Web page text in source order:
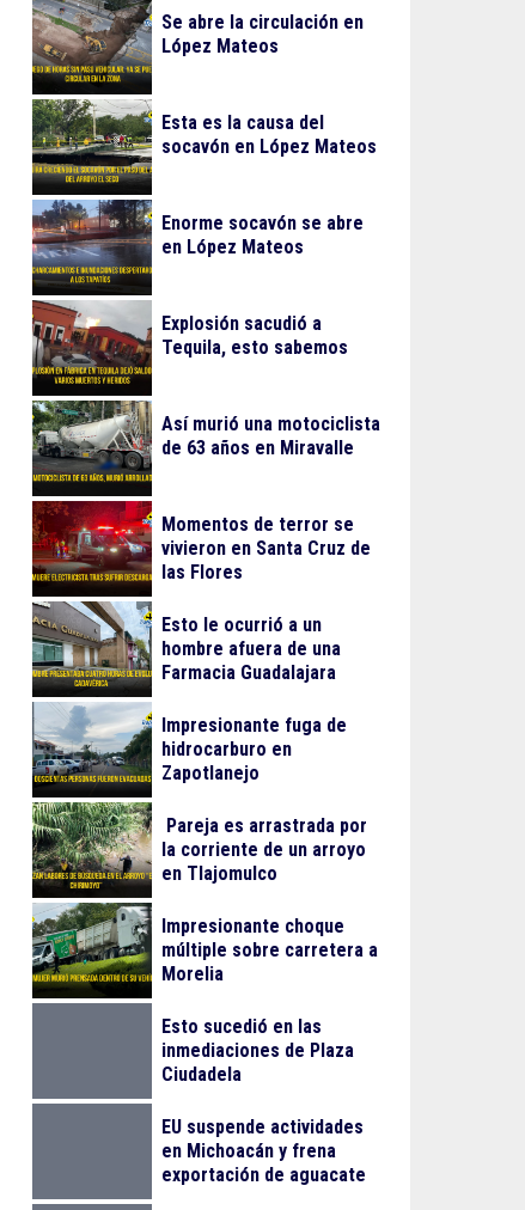
Se abre la circulación en
López Mateos
Esta es la causa del
socavón en López Mateos
Enorme socavón se abre
en López Mateos
Explosión sacudió a
Tequila, esto sabemos
Así murió una motociclista
de 63 años en Miravalle
Momentos de terror se
vivieron en Santa Cruz de
las Flores
Esto le ocurrió a un
hombre afuera de una
Farmacia Guadalajara
Impresionante fuga de
hidrocarburo en
Zapotlanejo
Pareja es arrastrada por
la corriente de un arroyo
en Tlajomulco
Impresionante choque
múltiple sobre carretera a
Morelia
Esto sucedió en las
inmediaciones de Plaza
Ciudadela
EU suspende actividades
en Michoacán y frena
exportación de aguacate